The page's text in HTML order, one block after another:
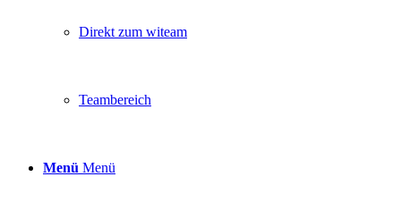
Direkt zum witeam
Teambereich
Menü Menü